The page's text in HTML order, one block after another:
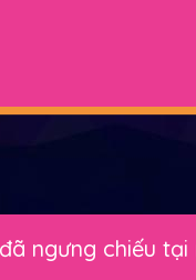
ngưng chiếu tại